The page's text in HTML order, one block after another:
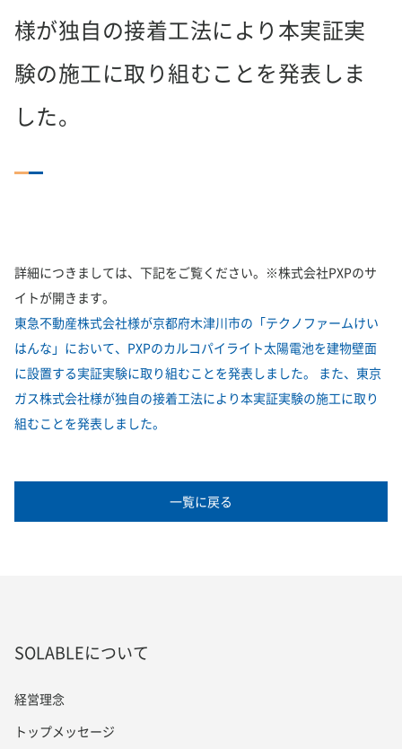
様が独自の接着工法により本実証実
験の施工に取り組むことを発表しま
した。
詳細につきましては、下記をご覧ください。※株式会社PXPのサ
イトが開きます。
東急不動産株式会社様が京都府木津川市の「テクノファームけい
はんな」において、PXPのカルコパイライト太陽電池を建物壁面
に設置する実証実験に取り組むことを発表しました。 また、東京
ガス株式会社様が独自の接着工法により本実証実験の施工に取り
組むことを発表しました。
一覧に戻る
SOLABLEについて
経営理念
トップメッセージ